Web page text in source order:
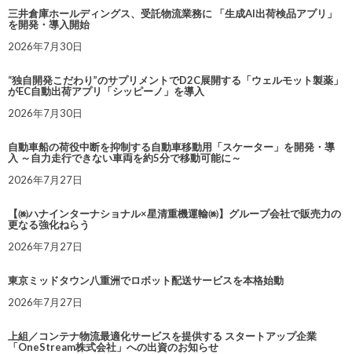
三井倉庫ホールディングス、受託物流業務に 「生成AI出荷検品アプリ」
を開発・導入開始
2026年7月30日
“独自開発こだわり”のサプリメントでD2C展開する「ウェルモット製薬」
がEC自動出荷アプリ「シッピーノ」を導入
2026年7月30日
自動車船の荷役中断を抑制する自動車移動用「スケーター」を開発・導
入 ～自力走行できない車両を約5分で移動可能に～
2026年7月27日
【㈱ハナインターナショナル×星清重機運輸㈱】グループ会社で販売力の
更なる強化ねらう
2026年7月27日
東京ミッドタウン八重洲でロボット配送サービスを本格始動
2026年7月27日
上組／コンテナ物流最適化サービスを提供する スタートアップ企業
「OneStream株式会社」への出資のお知らせ